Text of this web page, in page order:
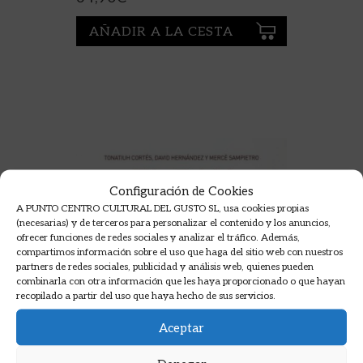
Configuración de Cookies
A PUNTO CENTRO CULTURAL DEL GUSTO SL, usa cookies propias
(necesarias) y de terceros para personalizar el contenido y los anuncios,
ofrecer funciones de redes sociales y analizar el tráfico. Además,
compartimos información sobre el uso que haga del sitio web con nuestros
partners de redes sociales, publicidad y análisis web, quienes pueden
combinarla con otra información que les haya proporcionado o que hayan
recopilado a partir del uso que haya hecho de sus servicios.
Aceptar
AÑADIR A LA CESTA